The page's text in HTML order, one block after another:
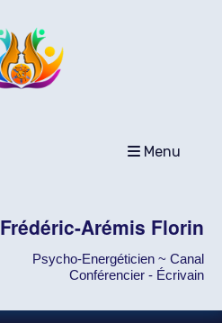
Menu
Frédéric-Arémis Florin
Psycho-Energéticien ~ Canal
Conférencier - Écrivain